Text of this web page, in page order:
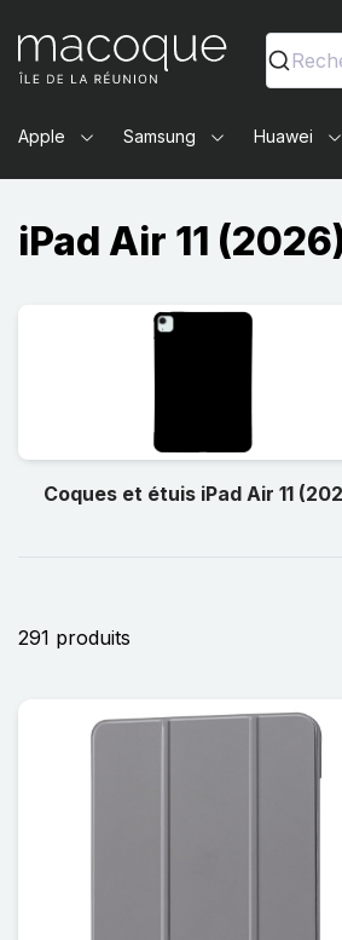
Ma Coque - Coques et
Apple Samsung Huawei
iPad Air 11
Coques et étuis iPad Air 11
291 produits